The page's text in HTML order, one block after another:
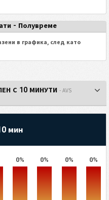
- Полувреме
в графика, след като
С 10 МИНУТИ- AVS
мин
0% 0% 0% 0%